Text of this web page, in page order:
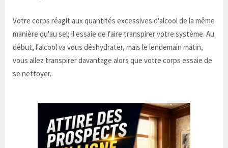
Votre corps réagit aux quantités excessives d'alcool de la même
manière qu'au sel; il essaie de faire transpirer votre système. Au
début, l'alcool va vous déshydrater, mais le lendemain matin,
vous allez transpirer davantage alors que votre corps essaie de
se nettoyer.